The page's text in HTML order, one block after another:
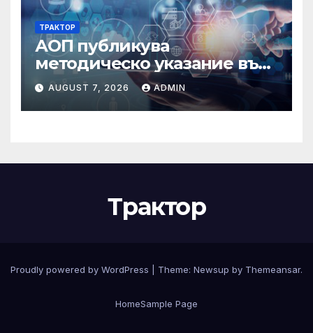
ТРАКТОР
АОП публикува
методическо указание във
връзка с промени в
основанията за
задължително
по ЗОП
AUGUST 7, 2026 ADMIN
Трактор
Proudly powered by WordPress Theme: Newsup by Themeansar.
HomeSample Page